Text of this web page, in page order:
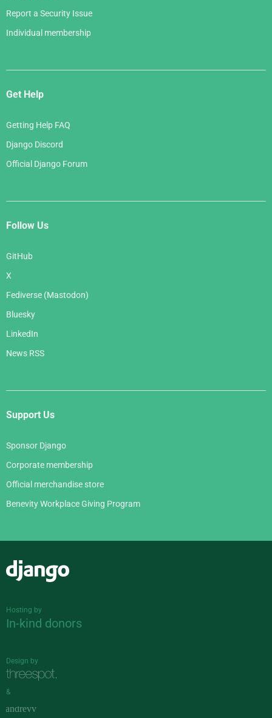
Report a Security Issue
Individual membership
Get Help
Getting Help FAQ
Django Discord
Official Django Forum
Follow Us
GitHub
X
Fediverse (Mastodon)
Bluesky
LinkedIn
News RSS
Support Us
Sponsor Django
Corporate membership
Official merchandise store
Benevity Workplace Giving Program
Hosting by
In-kind donors
Design by
&